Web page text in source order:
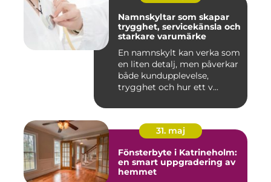
Namnskyltar som skapar
trygghet, servicekänsla och
starkare varumärke
En namnskylt kan verka som
en liten detalj, men påverkar
både kundupplevelse,
trygghet och hur ett v...
31. maj
Fönsterbyte i Katrineholm:
en smart uppgradering av
hemmet